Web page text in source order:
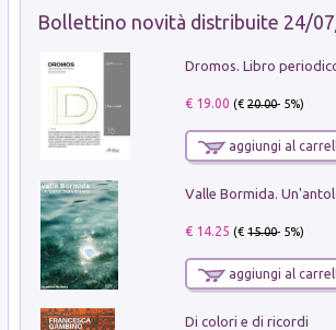
Bollettino novità distribuite 24/
€ 19.00 (€20.00- 5%)
aggiungi al
Valle Bormida.
€ 14.25 (€15.00- 5%)
aggiungi al
Di colori e di ricordi